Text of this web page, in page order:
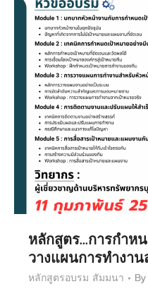
หลักสูตร…การกำห
วางแผนการทำงา
หลักสูตรอบรม สัมมนา By